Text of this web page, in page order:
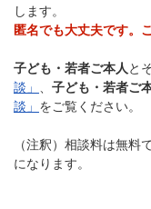
します。
匿名でも大丈夫です。
子ども・若者ご本人 と
談」
子ども・若者ご
談」 をご覧ください。
（注釈）相談料は無料
になります。